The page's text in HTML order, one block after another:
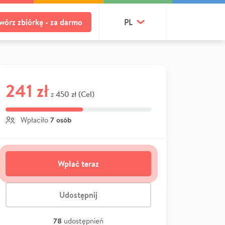
zbiórkę - za darmo PL
241 zł z 450 zł (Cel)
Wpłaciło 7 osób
Wpłać teraz
Udostępnij
78 udostępnień